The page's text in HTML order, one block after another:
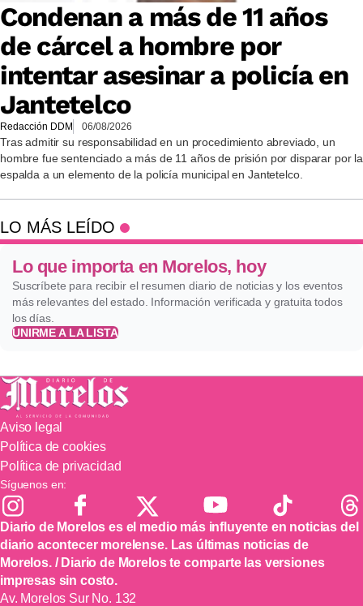
Condenan a más de 11 años
de cárcel a hombre por
intentar asesinar a policía en
Jantetelco
Redacción DDM 06/08/2026
Tras admitir su responsabilidad en un procedimiento abreviado, un
hombre fue sentenciado a más de 11 años de prisión por disparar por la
espalda a un elemento de la policía municipal en Jantetelco.
LO MÁS LEÍDO
Lo que importa en Morelos, hoy
Suscríbete para recibir el resumen diario de noticias y los eventos
más relevantes del estado. Información verificada y gratuita todos
los días.
UNIRME A LA LISTA
Aviso legal
Política de cookies
Política de privacidad
Síguenos en:
Diario de Morelos es el medio más influyente en noticias del
diario acontecer morelense. Las últimas noticias de
Morelos. / Diario de Morelos te comparte las versiones
impresas sin costo.
Av. Morelos Sur No. 132